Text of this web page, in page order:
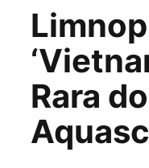
Rara do